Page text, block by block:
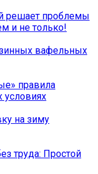
решает проблемы
и не только!
вафельных
правила
на зиму
труда: Простой